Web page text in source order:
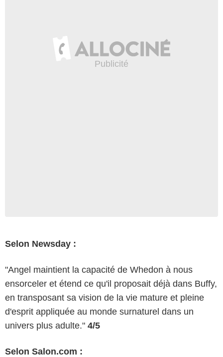
Selon Newsday :
"Angel maintient la capacité de Whedon à nous
ensorceler et étend ce qu'il proposait déjà dans Buffy,
en transposant sa vision de la vie mature et pleine
d'esprit appliquée au monde surnaturel dans un
univers plus adulte." 4/5
Selon Salon.com :